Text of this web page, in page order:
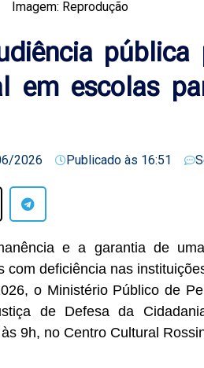
Imagem: Reprodução
em escolas
2026 Publicado às 16:51
e a garantia de
com deficiência nas
o Ministério Público de
de Defesa da
9h, no Centro Cultural